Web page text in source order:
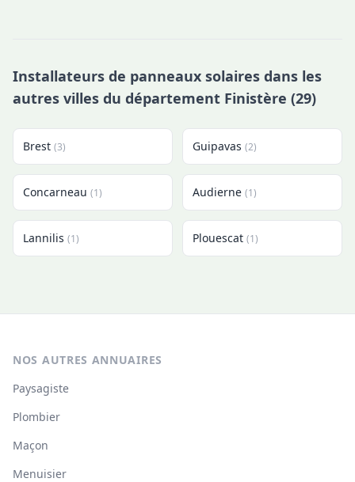
Installateurs de panneaux solaires dans les
autres villes du département Finistère (29)
Brest (3) Guipavas (2)
Concarneau (1) Audierne (1)
Lannilis (1) Plouescat (1)
NOS AUTRES ANNUAIRES
Paysagiste
Plombier
Maçon
Menuisier